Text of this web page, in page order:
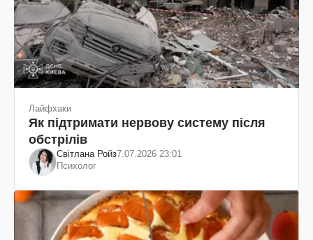
Лайфхаки
Як підтримати нервову систему після
обстрілів
Світлана Ройз7.07.2026 23:01
Психолог